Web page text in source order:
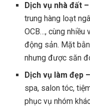
Dịch vụ nhà đất
trung hàng loạt
OCB…, cùng
động sản. Mặt
nhưng được săn
Dịch vụ làm đẹp
spa, salon tóc,
phục vụ nhóm